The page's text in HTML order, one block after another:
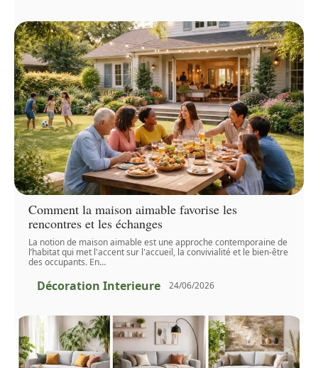
Comment la maison aimable favorise les
rencontres et les échanges
La notion de maison aimable est une approche contemporaine de
l’habitat qui met l'accent sur l'accueil, la convivialité et le bien-être
des occupants. En…
Décoration Interieure 24/06/2026